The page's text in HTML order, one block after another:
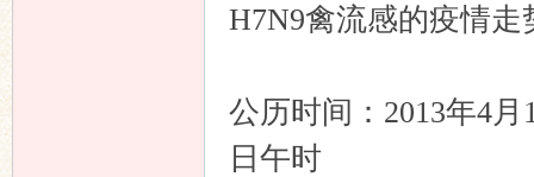
H7N9禽流感的疫情走
公历时间：2013年4
日午时